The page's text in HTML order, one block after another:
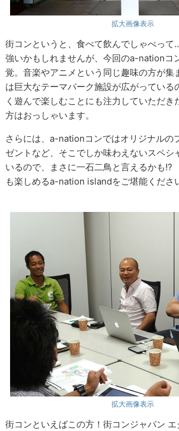
拡大画像表示
街コンというと、食べて飲んでしゃべっ
強いかもしれませんが、今回のa-nationコ
覚。音楽やアニメという同じ趣味の方が集
は巨大なテーマパーク施設が広がっている
く遊んで楽しむことにも注力していただき
方はおっしゃいます。
さらには、a-nationコンではオリジナルの
ゼントなど、そこでしか味わえないスペシ
いるので、まさに一石二鳥と言えるかも
も楽しめるa-nation islandをご堪能くださ
拡大画像表示
街コンといえばこの方！街コンジャパン